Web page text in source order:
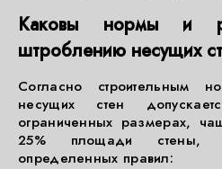
Каковы нормы и
штроблению несущих
Согласно строительным
несущих стен
ограниченных размерах,
25% площади
определенных правил: